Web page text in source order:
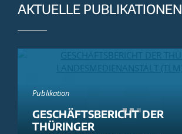
AKTUELLE PUBLIKATIONEN
Publikation
GESCHÄFTSBERICHT DER
THÜRINGER